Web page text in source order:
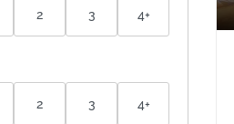
2 3 4+
2 3 4+